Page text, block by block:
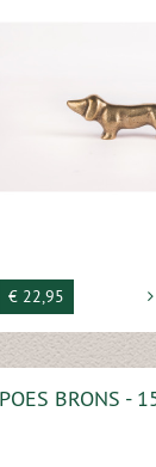
€ 22,95
POES BRONS -